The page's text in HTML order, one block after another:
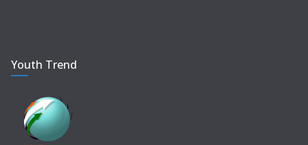
Youth Trend